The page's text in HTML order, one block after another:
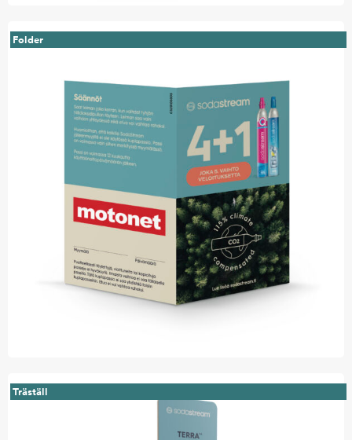
Folder
Träställ